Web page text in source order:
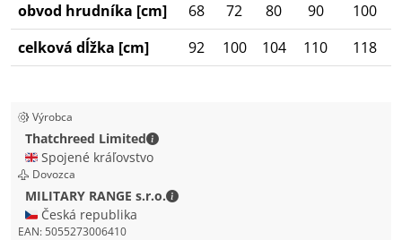
obvod hrudníka [cm]
68 72 80 90
100
celková dĺžka [cm]
92 100 104 110 118
Výrobca
Thatchreed Limited
Thatchreed Limited - Kontaktné údaje
🇬🇧 Spojené kráľovstvo
Dovozca
MILITARY RANGE s.r.o.
MILITARY RANGE s.r.o. - Kontaktné
🇨🇿 Česká republika
EAN: 5055273006410